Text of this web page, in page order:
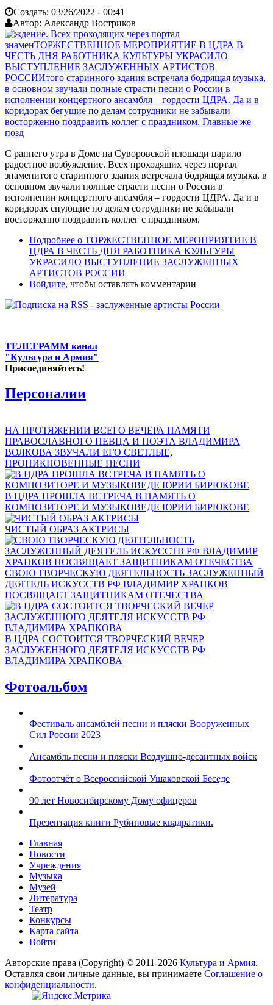
Создать: 03/26/2022 - 00:41
Автор: Александр Востриков
С раннего утра в Доме на Суворовской площади царило
радостное возбуждение. Всех проходящих через портал
знаменитого старинного здания встречала бодрящая музыка, в
основном звучали полные страсти песни о России в
исполнении концертного ансамбля – гордости ЦДРА. Да и в
коридорах снующие по делам сотрудники не забывали
восторженно поздравить коллег с праздником.
Подробнее о ТОРЖЕСТВЕННОЕ МЕРОПРИЯТИЕ В
ЦДРА В ЧЕСТЬ ДНЯ РАБОТНИКА КУЛЬТУРЫ
УКРАСИЛО ВЫСТУПЛЕНИЕ ЗАСЛУЖЕННЫХ
АРТИСТОВ РОССИИ
Войдите, чтобы оставлять комментарии
ТЕЛЕГРАММ канал
"Культура и Армия"
Присоединяйтесь!
Персоналии
НА ПРОТЯЖЕНИИ ВСЕГО ВЕЧЕРА ПАМЯТИ
ПРАВОСЛАВНОГО ПЕВЦА И ПОЭТА ВЛАДИМИРА
ВОЛКОВА ЗВУЧАЛИ ЕГО СВЕТЛЫЕ,
ПРОНИКНОВЕННЫЕ ПЕСНИ
В ЦДРА ПРОШЛА ВСТРЕЧА В ПАМЯТЬ О
КОМПОЗИТОРЕ И МУЗЫКОВЕДЕ ЮРИИ БИРЮКОВЕ
ЧИСТЫЙ ОБРАЗ АКТРИСЫ
СВОЮ ТВОРЧЕСКУЮ ДЕЯТЕЛЬНОСТЬ ЗАСЛУЖЕННЫЙ
ДЕЯТЕЛЬ ИСКУССТВ РФ ВЛАДИМИР ХРАПКОВ
ПОСВЯЩАЕТ ЗАЩИТНИКАМ ОТЕЧЕСТВА
В ЦДРА СОСТОИТСЯ ТВОРЧЕСКИЙ ВЕЧЕР
ЗАСЛУЖЕННОГО ДЕЯТЕЛЯ ИСКУССТВ РФ
ВЛАДИМИРА ХРАПКОВА
Фотоальбом
Фестиваль ансамблей песни и пляски Вооруженных
Сил России 2023
Ансамбль песни и пляски Воздушно-десантных войск
Фотоотчёт о Всероссийской Ушаковской Беседе
90 лет Новосибирскому Дому офицеров
Презентация книги Рубиновые квадратики.
Главная
Новости
Учреждения
Музыка
Музей
Литература
Театр
Конкурсы
Карта сайта
Войти
Авторские права (Copyright) © 2011-2026 Культура и Армия.
Оставляя свои личные данные, вы принимаете Соглашение о
конфиденциальности.